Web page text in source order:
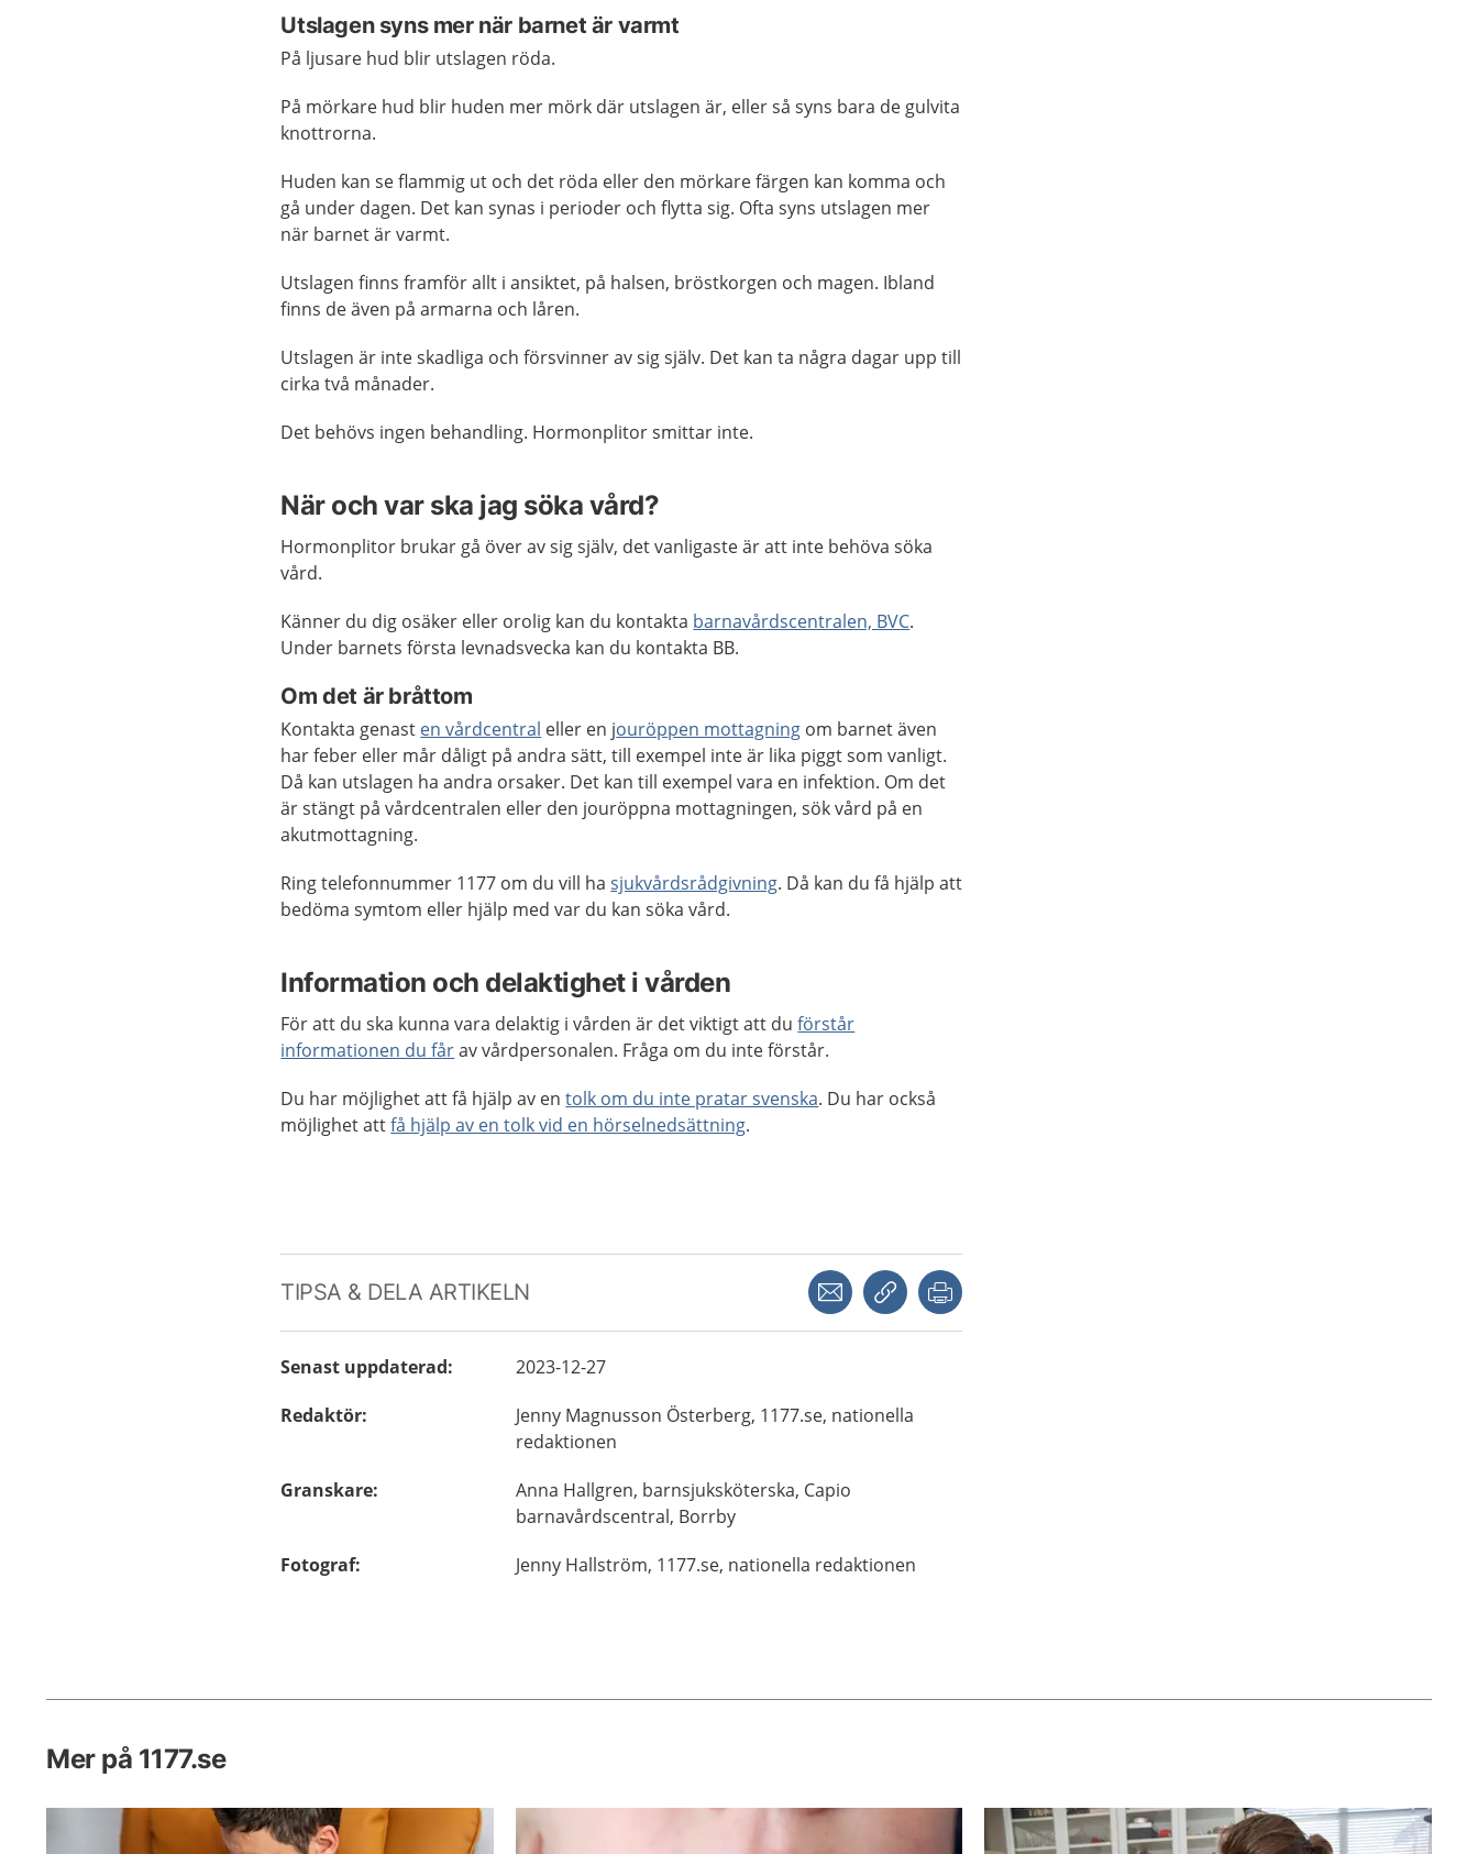
Utslagen syns mer när barnet är varmt
På ljusare hud blir utslagen röda.
På mörkare hud blir huden mer mörk där utslagen är, eller så syns bara de gulvita
knottrorna.
Huden kan se flammig ut och det röda eller den mörkare färgen kan komma och
gå under dagen. Det kan synas i perioder och flytta sig. Ofta syns utslagen mer
när barnet är varmt.
Utslagen finns framför allt i ansiktet, på halsen, bröstkorgen och magen. Ibland
finns de även på armarna och låren.
Utslagen är inte skadliga och försvinner av sig själv. Det kan ta några dagar upp till
cirka två månader.
Det behövs ingen behandling. Hormonplitor smittar inte.
När och var ska jag söka vård?
Hormonplitor brukar gå över av sig själv, det vanligaste är att inte behöva söka
vård.
Känner du dig osäker eller orolig kan du kontakta barnavårdscentralen, BVC.
Under barnets första levnadsvecka kan du kontakta BB.
Om det är bråttom
Kontakta genast en vårdcentral eller en jouröppen mottagning om barnet även
har feber eller mår dåligt på andra sätt, till exempel inte är lika piggt som vanligt.
Då kan utslagen ha andra orsaker. Det kan till exempel vara en infektion. Om det
är stängt på vårdcentralen eller den jouröppna mottagningen, sök vård på en
akutmottagning.
Ring telefonnummer 1177 om du vill hasjukvårdsrådgivning. Då kan du få hjälp att
bedöma symtom eller hjälp med var du kan söka vård.
Information och delaktighet i vården
För att du ska kunna vara delaktig i vården är det viktigt att duförstår
informationen du fårav vårdpersonalen. Fråga om du inte förstår.
Du har möjlighet att få hjälp av entolk om du inte pratar svenska. Du har också
möjlighet attfå hjälp av en tolk vid en hörselnedsättning.
TIPSA & DELA ARTIKELN Dela via mejlKopiera länk
Senast uppdaterad:
2023-12-27
Redaktör: Jenny Magnusson Österberg, 1177.se, nationella
redaktionen
Granskare: Anna Hallgren, barnsjuksköterska, Capio
barnavårdscentral, Borrby
Fotograf: Jenny Hallström, 1177.se, nationella redaktionen
Mer på 1177.se